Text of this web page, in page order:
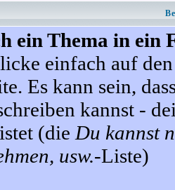
ein Thema in ein
einfach auf
Es kann sein,
kannst -
(die Du kannst
usw.-Liste)